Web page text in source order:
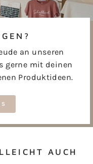
an unseren
gerne mit deinen
Produktideen.
AUCH